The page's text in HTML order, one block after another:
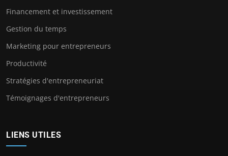
Financement et investissement
Gestion du temps
Marketing pour entrepreneurs
Productivité
Stratégies d'entrepreneuriat
Témoignages d'entrepreneurs
LIENS UTILES